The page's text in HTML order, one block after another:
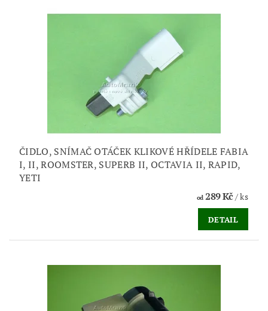
ČIDLO, SNÍMAČ OTÁČEK KLIKOVÉ HŘÍDELE FABIA
I, II, ROOMSTER, SUPERB II, OCTAVIA II, RAPID,
YETI
od289 Kč/ ks
DETAIL